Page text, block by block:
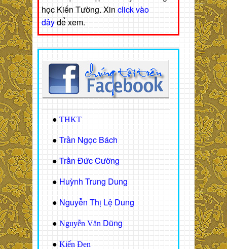
học Kiến Tường. Xin click vào
đâyđể xem.
● THKT
● Trần Ngọc Bách
● Trần Đức Cường
● Huỳnh Trung Dung
● Nguyễn Thị Lệ Dung
● Nguyễn Văn Dũng
● Kiến Đen